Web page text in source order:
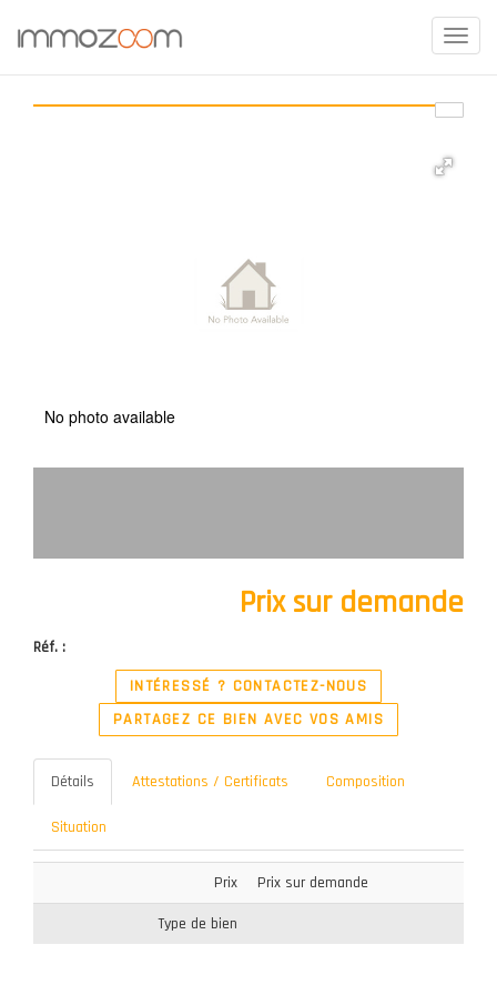
Toggle
No photo available
Prix sur demande
Réf. :
INTÉRESSÉ ? CONTACTEZ-NOUS
PARTAGEZ CE BIEN AVEC VOS AMIS
Détails Attestations / Certificats Composition
Situation
Prix Prix sur demande
Type de bien